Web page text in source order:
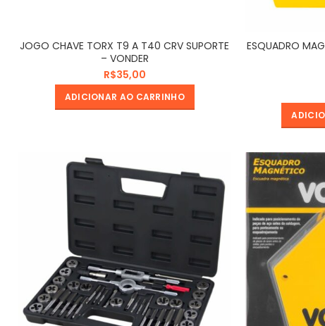
JOGO CHAVE TORX T9 A T40 CRV SUPORTE
– VONDER
R$
ADICIONAR AO CARRINHO
ESQUADRO